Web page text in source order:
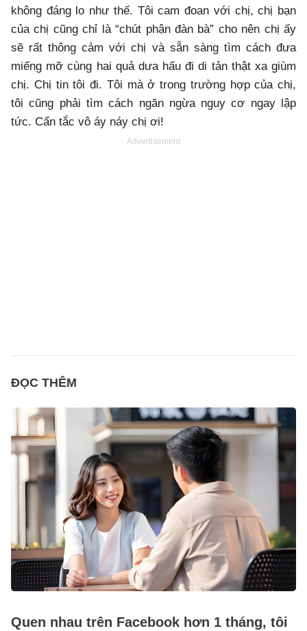
không đáng lo như thế. Tôi cam đoan với chị, chị bạn
của chị cũng chỉ là “chút phận đàn bà” cho nên chị ấy
sẽ rất thông cảm với chị và sẵn sàng tìm cách đưa
miếng mỡ cùng hai quả dưa hấu đi di tản thật xa giùm
chị. Chị tin tôi đi. Tôi mà ở trong trường hợp của chị,
tôi cũng phải tìm cách ngăn ngừa nguy cơ ngay lập
tức. Cẩn tắc vô áy náy chị ơi!
Advertisement
ĐỌC THÊM
Quen nhau trên Facebook hơn 1 tháng, tôi